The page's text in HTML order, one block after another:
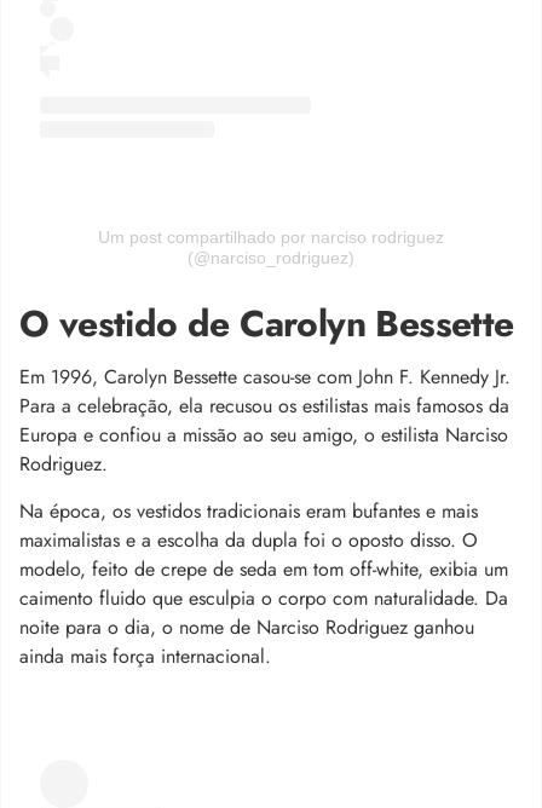
Um post compartilhado por narciso rodriguez
(@narciso_rodriguez)
O vestido de Carolyn Bessette
Em 1996, Carolyn Bessette casou-se com John F. Kennedy Jr.
Para a celebração, ela recusou os estilistas mais famosos da
Europa e confiou a missão ao seu amigo, o estilista Narciso
Rodriguez.
Na época, os vestidos tradicionais eram bufantes e mais
maximalistas e a escolha da dupla foi o oposto disso. O
modelo, feito de crepe de seda em tom off-white, exibia um
caimento fluido que esculpia o corpo com naturalidade. Da
noite para o dia, o nome de Narciso Rodriguez ganhou
ainda mais força internacional.